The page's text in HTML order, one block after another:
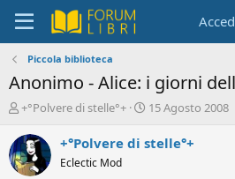
Piccola biblioteca
Anonimo - Alice: i giorni
C
e
a
t
+°Polvere di stelle°+
D
t
15 Agosto 2008
+°Polvere di stelle°+
Eclectic Mod